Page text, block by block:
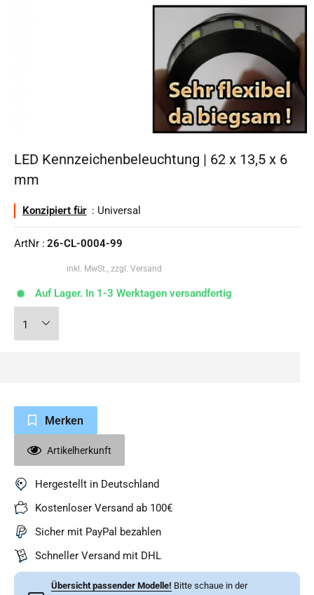
LED Kennzeichenbeleuchtung | 62 x 13,5 x 6
mm
Konzipiert für : Universal
ArtNr : 26-CL-0004-99
inkl. MwSt., zzgl. Versand
Auf Lager. In 1-3 Werktagen versandfertig
Merken
Artikelherkunft
Hergestellt in Deutschland
Kostenloser Versand ab 100€
Sicher mit PayPal bezahlen
Schneller Versand mit DHL
Übersicht passender Modelle! Bitte schaue in der